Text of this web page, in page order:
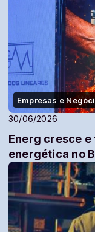
Empresas e
30/06/2026
Energ cresce
energética no